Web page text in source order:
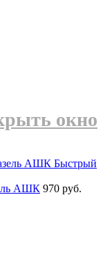
окно
Быстрый
АШК 970 руб.